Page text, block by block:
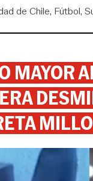
de Chile Fútbol
MAYOR